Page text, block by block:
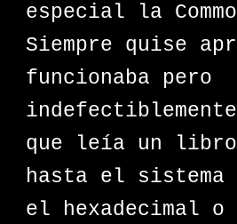
especial la
Siempre quise
funcionaba pero
que leía un
hasta el
el hexadecimal o